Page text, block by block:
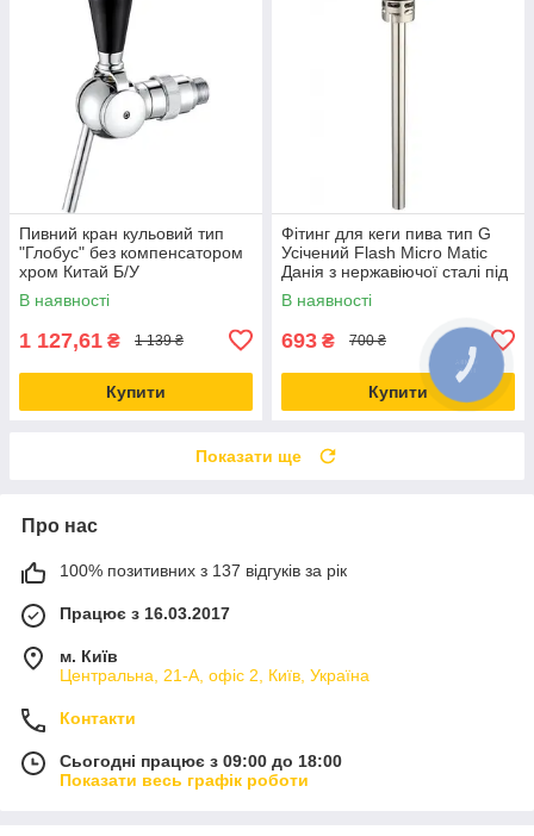
Пивний кран кульовий тип
"Глобус" без компенсатором
хром Китай Б/У
В наявності
1 127,61 ₴ 1 139 ₴
Купити
Фітинг для кеги пива тип G
Усічений Flash Micro Matic
Данія з нержавіючої сталі під
кег DIN та Euro Б/У
В наявності
693 ₴ 700 ₴
Купити
Показати ще
Про нас
100% позитивних з 137 відгуків за рік
Працює з 16.03.2017
м. Київ
Центральна, 21-А, офіс 2, Київ, Україна
Контакти
Сьогодні працює з 09:00 до 18:00
Показати весь графік роботи